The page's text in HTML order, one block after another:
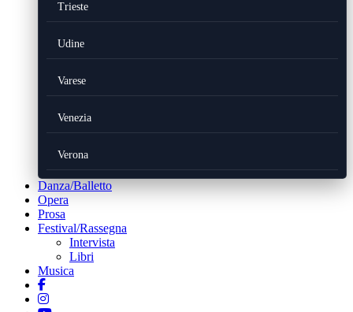
Trieste
Udine
Varese
Venezia
Verona
Danza/Balletto
Opera
Prosa
Festival/Rassegna
Intervista
Libri
Musica